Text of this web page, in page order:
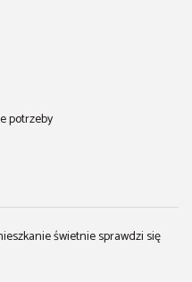
potrzeby
świetnie sprawdzi się